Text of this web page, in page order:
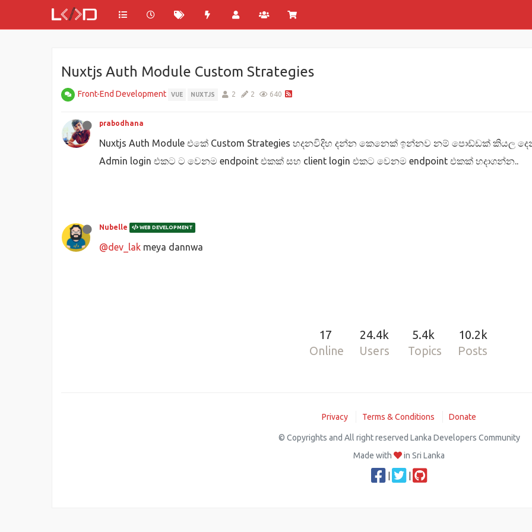
Nuxtjs Auth Module Custom Strategies
Front-End Development VUE NUXTJS 2 2 640
prabodhana
Nuxtjs Auth Module එකේ Custom Strategies හදනවිදිහ දන්න කෙනෙක් ඉන්නව නම් පොඩ්ඩක් කියල
Admin login එකට ට වෙනම endpoint එකක් සහ client login එකට වෙනම endpoint එකක් හදාගන්න..
Nubelle WEB DEVELOPMENT
@dev_lak meya dannwa
17
Online
24.4k
Users
5.4k
Topics
10.2k
Posts
Privacy Terms & Conditions Donate
© Copyrights and All right reserved Lanka Developers Community
Made with
in Sri Lanka